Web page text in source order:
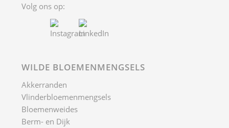
Volg ons op:
WILDE BLOEMENMENGSELS
Akkerranden
Vlinderbloemenmengsels
Bloemenweides
Berm- en Dijk